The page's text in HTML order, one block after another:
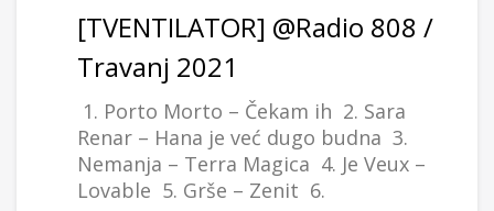
[TVENTILATOR] @Radio 808 /
Travanj 2021
1. Porto Morto – Čekam ih 2. Sara
Renar – Hana je već dugo budna 3.
Nemanja – Terra Magica 4. Je Veux –
Lovable 5. Grše – Zenit 6.